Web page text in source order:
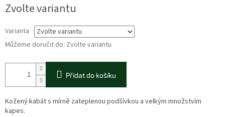
cena:
Zvolte variantu
Varianta
Můžeme doručit do: Zvolte variantu
Přidat do košíku
Kožený kabát s mírně zateplenou podšívkou a velkým množstvím
kapes.